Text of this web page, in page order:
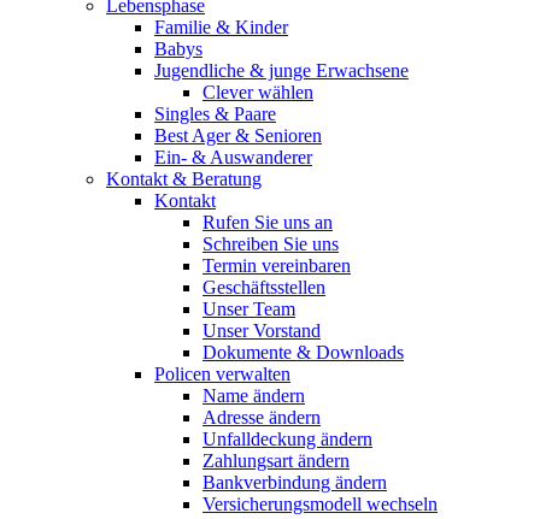
Lebensphase
Familie & Kinder
Babys
Jugendliche & junge Erwachsene
Clever wählen
Singles & Paare
Best Ager & Senioren
Ein- & Auswanderer
Kontakt & Beratung
Kontakt
Rufen Sie uns an
Schreiben Sie uns
Termin vereinbaren
Geschäftsstellen
Unser Team
Unser Vorstand
Dokumente & Downloads
Policen verwalten
Name ändern
Adresse ändern
Unfalldeckung ändern
Zahlungsart ändern
Bankverbindung ändern
Versicherungsmodell wechseln